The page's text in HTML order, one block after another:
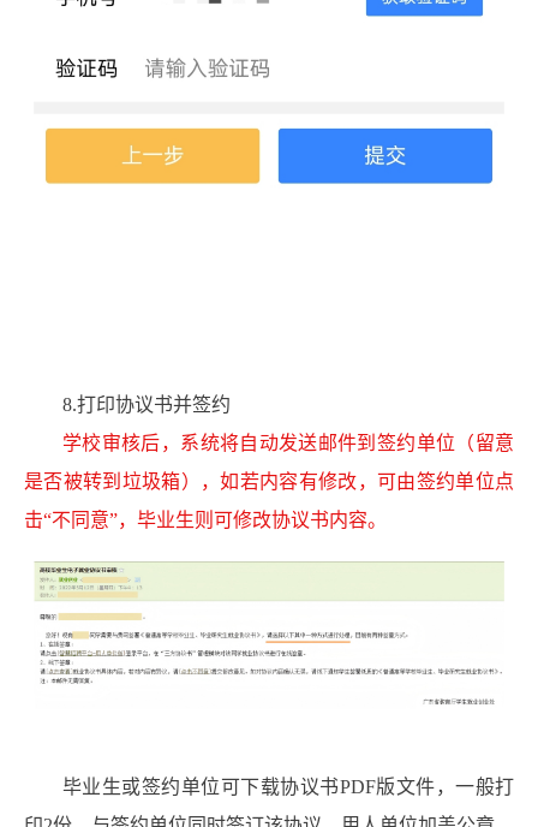
8.打印协议书并签约
学校审核后，系统将自动发送邮件到签约单位（留意
是否被转到垃圾箱），如若内容有修改，可由签约单位点
击“不同意”，毕业生则可修改协议书内容。
毕业生或签约单位可下载协议书PDF版文件，一般打